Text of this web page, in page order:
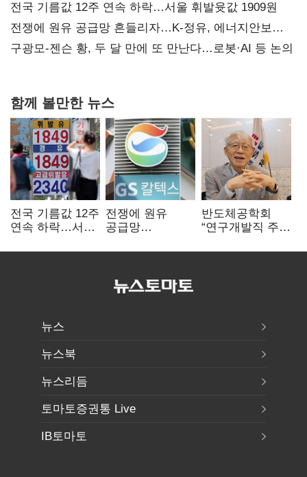
때리기
전국 기름값 12주 연속 하락…서울 휘발윳값 1909원
전쟁에 원유 공급망 흔들리자…K-정유, 에너지안보
핵심으로 재부상
구광모-젠슨 황, 두 달 만에 또 만난다…로봇·AI 등 논의
함께 볼만한 뉴스
전국 기름값 12주
연속 하락…서울
전쟁에 원유
공급망
정유, 에너지안보
반도체공학회
“연구개발직 주
개선해야”
뉴스
뉴스북
뉴스리듬
토마토증권통 Live
IB토마토